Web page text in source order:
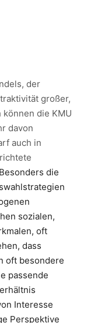
der
großer,
die KMU
davon
auch in
Besonders die
sozialen,
oft
dass
oft besondere
passende
Interesse
Perspektive